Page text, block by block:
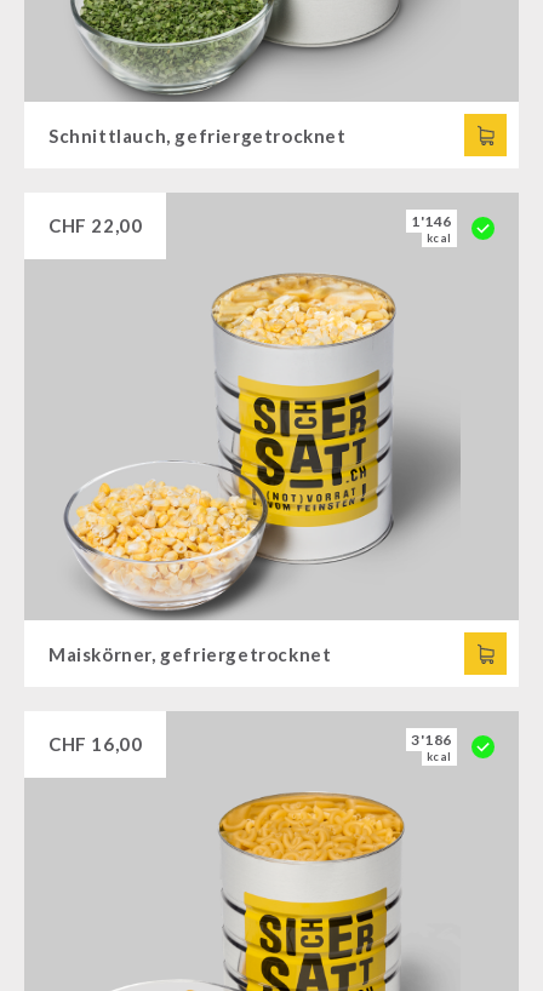
Schnittlauch, gefriergetrocknet
CHF 22,00 1'146
kcal
Maiskörner, gefriergetrocknet
CHF 16,00 3'186
kcal